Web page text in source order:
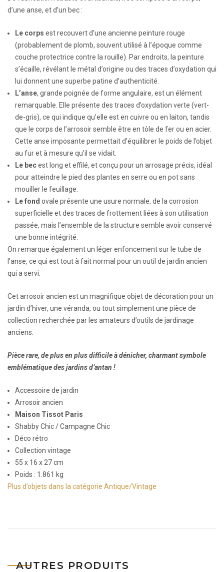
d’une anse, et d’un bec :
Le corps est recouvert d’une ancienne peinture rouge
(probablement de plomb, souvent utilisé à l’époque comme
couche protectrice contre la rouille). Par endroits, la peinture
s’écaille, révélant le métal d’origine ou des traces d’oxydation qui
lui donnent une superbe patine d’authenticité.
L’anse, grande poignée de forme angulaire, est un élément
remarquable. Elle présente des traces d’oxydation verte (vert-
de-gris), ce qui indique qu’elle est en cuivre ou en laiton, tandis
que le corps de l’arrosoir semble être en tôle de fer ou en acier.
Cette anse imposante permettait d’équilibrer le poids de l’objet
au fur et à mesure qu’il se vidait.
Le becest long et effilé, et conçu pour un arrosage précis, idéal
pour atteindre le pied des plantes en serre ou en pot sans
mouiller le feuillage.
Le fond ovale présente une usure normale, de la corrosion
superficielle et des traces de frottement liées à son utilisation
passée, mais l’ensemble de la structure semble avoir conservé
une bonne intégrité.
On remarque également un léger enfoncement sur le tube de
l’anse, ce qui est tout à fait normal pour un outil de jardin ancien
qui a servi.
Cet arrosoir ancien est un magnifique objet de décoration pour un
jardin d’hiver, une véranda, ou tout simplement une pièce de
collection recherchée par les amateurs d’outils de jardinage
anciens.
Pièce rare, de plus en plus difficile à dénicher, charmant symbole
emblématique des jardins d’antan !
Accessoire de jardin
Arrosoir ancien
Maison Tissot Paris
Shabby Chic / Campagne Chic
Déco rétro
Collection vintage
55 x 16 x 27 cm
Poids : 1.861 kg
Plus d’objets dans la catégorie Antique/Vintage
AUTRES PRODUITS